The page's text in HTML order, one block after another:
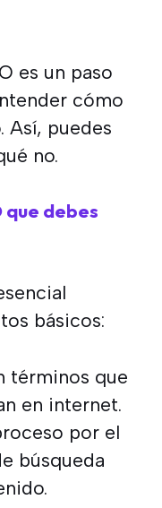
es un paso
cómo
Así, puedes
no.
que debes
básicos:
términos que
en internet.
por el
búsqueda